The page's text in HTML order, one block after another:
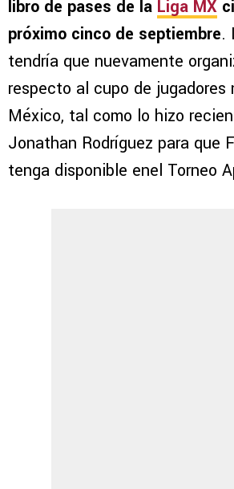
libro de pases de la Liga MX
próximo cinco de septiembre.
tendría que nuevamente
respecto al cupo de jugadores
México, tal como lo hizo
Jonathan Rodríguez para que
tenga disponible enel Torneo